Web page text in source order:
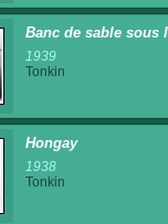
Banc de sable sous
1939
Tonkin
Hongay
1938
Tonkin